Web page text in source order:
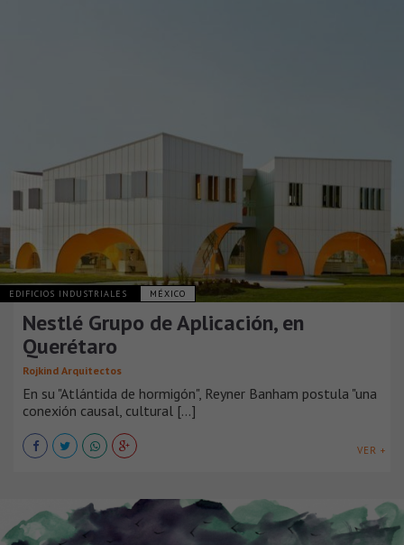
EDIFICIOS INDUSTRIALES MÉXICO
Nestlé Grupo de Aplicación, en
Querétaro
Rojkind Arquitectos
En su "Atlántida de hormigón", Reyner Banham postula "una
conexión causal, cultural [...]
VER +